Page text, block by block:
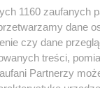
1160 zaufanych
dane
czy dane
treści,
Partnerzy